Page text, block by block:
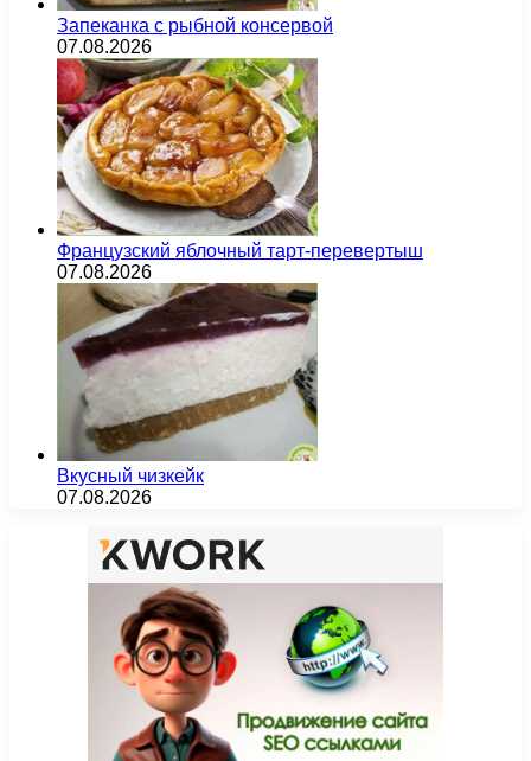
Запеканка с рыбной консервой
07.08.2026
Французский яблочный тарт-перевертыш
07.08.2026
Вкусный чизкейк
07.08.2026